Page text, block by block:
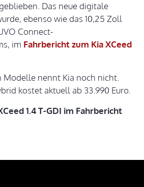
Das neue digitale
ebenso wie das 10,25 Zoll
Connect-
im Fahrbericht zum Kia XCeed
Modelle nennt Kia noch nicht.
kostet aktuell ab 33.990 Euro.
1.4 T-GDI im Fahrbericht